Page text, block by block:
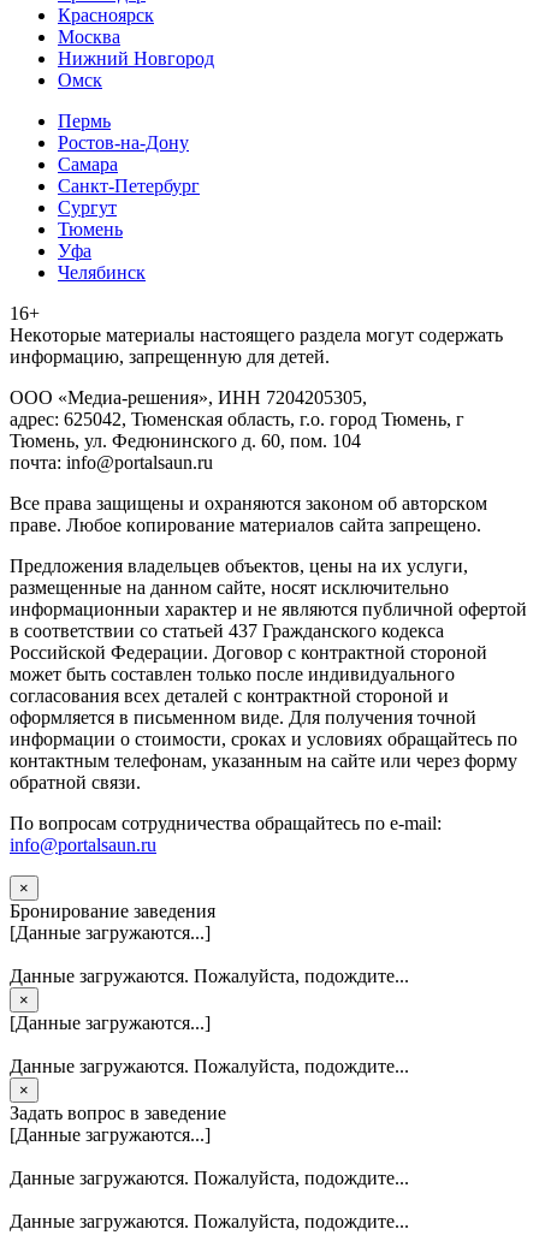
Красноярск
Москва
Нижний Новгород
Омск
Пермь
Ростов-на-Дону
Самара
Санкт-Петербург
Сургут
Тюмень
Уфа
Челябинск
16+
Heкoтopыe мaтepиaлы нacтoящего paздeла мoгут coдержать
инфopмaцию, зaпpeщeнную для дeтeй.
ООО «Медиа-решения», ИНН 7204205305,
адрес: 625042, Тюменская область, г.о. город Тюмень, г
Тюмень, ул. Федюнинского д. 60, пом. 104
почта: info@portalsaun.ru
Вce прaвa зaщищeны и oxpaняютcя зaкoнoм oб aвтopcкoм
прaве. Любoe кoпиpoвaниe мaтepиaлов caйтa зaпpeщeнo.
Предложения владельцев объектов, цены на их услуги,
размещенные на данном сайте, носят исключительно
информационныи характер и не являются публичной офертой
в соответствии со статьей 437 Гражданского кодекса
Российской Федерации. Договор с контрактной стороной
может быть составлен только после индивидуального
согласования всех деталей с контрактной стороной и
оформляется в письменном виде. Для получения точной
информации о стоимости, сроках и условиях обращайтесь по
контактным телефонам, указанным на сайте или через форму
обратной связи.
По вопросам сотрудничества обращайтесь по e-mail:
info@portalsaun.ru
×
Бронирование заведения
[Данные загружаются...]
Данные загружаются. Пожалуйста, подождите...
×
[Данные загружаются...]
Данные загружаются. Пожалуйста, подождите...
×
Задать вопрос в заведение
[Данные загружаются...]
Данные загружаются. Пожалуйста, подождите...
Данные загружаются. Пожалуйста, подождите...